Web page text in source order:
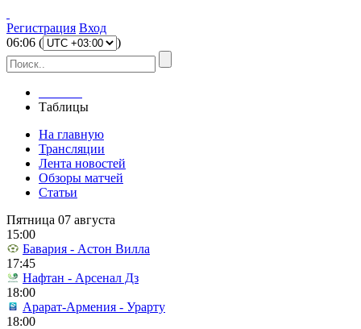
Регистрация Вход
06:06 ( )
Таблицы
На главную
Трансляции
Лента новостей
Обзоры матчей
Статьи
Пятница 07 августа
15:00
Бавария - Астон Вилла
17:45
Нафтан - Арсенал Дз
18:00
Арарат-Армения - Урарту
18:00